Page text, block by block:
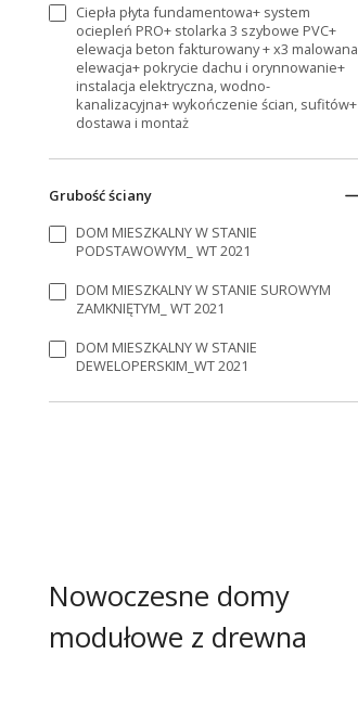
Ciepła płyta fundamentowa+ system
ociepleń PRO+ stolarka 3 szybowe PVC+
elewacja beton fakturowany + x3 malowana
elewacja+ pokrycie dachu i orynnowanie+
instalacja elektryczna, wodno-
kanalizacyjna+ wykończenie ścian, sufitów+
dostawa i montaż
Grubość ściany
DOM MIESZKALNY W STANIE
PODSTAWOWYM_ WT 2021
DOM MIESZKALNY W STANIE SUROWYM
ZAMKNIĘTYM_ WT 2021
DOM MIESZKALNY W STANIE
DEWELOPERSKIM_WT 2021
Nowoczesne domy
modułowe z drewna